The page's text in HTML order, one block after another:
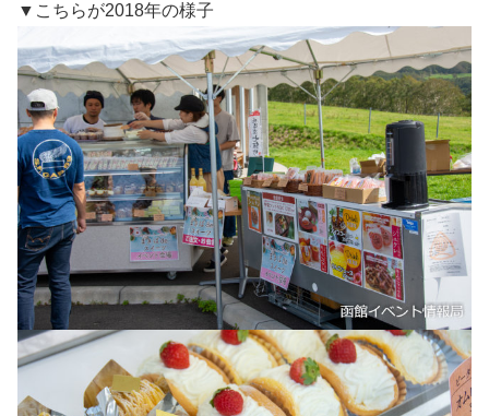
▼こちらが2018年の様子